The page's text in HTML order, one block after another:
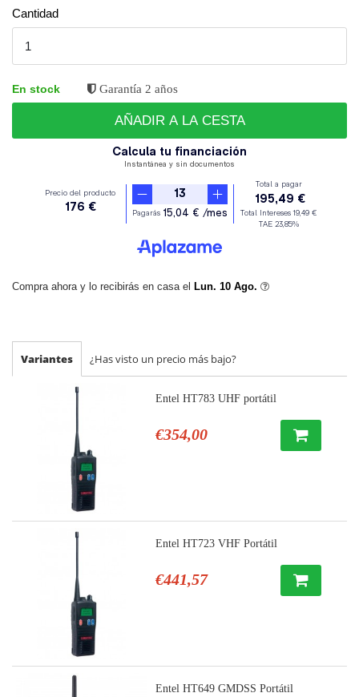
Cantidad
En stock Garantía 2 años
AÑADIR A LA CESTA
Compra ahora y lo recibirás en casa el Lun. 10 Ago.
Variantes ¿Has visto un precio más bajo?
Entel HT783 UHF portátil
€354,00
Entel HT723 VHF Portátil
€441,57
Entel HT649 GMDSS Portátil